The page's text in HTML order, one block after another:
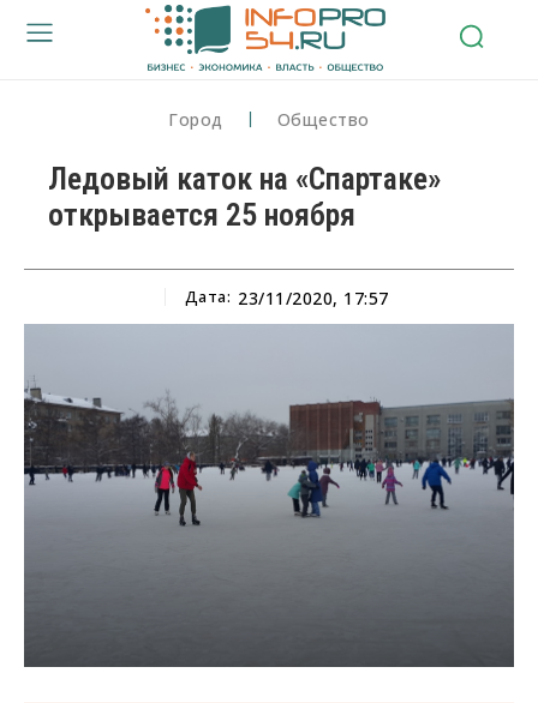
Город Общество
Ледовый каток на «Спартаке»
открывается 25 ноября
Дата: 23/11/2020, 17:57